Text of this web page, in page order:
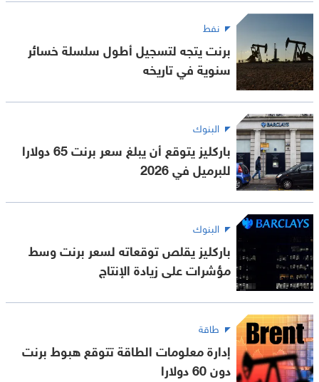
نفط
برنت يتجه لتسجيل أطول سلسلة خسائر
سنوية في تاريخه
البنوك
باركليز يتوقع أن يبلغ سعر برنت 65 دولارا
للبرميل في 2026
البنوك
باركليز يقلص توقعاته لسعر برنت وسط
مؤشرات على زيادة الإنتاج
طاقة
إدارة معلومات الطاقة تتوقع هبوط برنت
دون 60 دولارا